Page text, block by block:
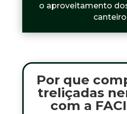
o aproveitamento
Por que
treliçadas
com a